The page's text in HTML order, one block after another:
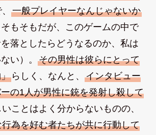
一般プレイヤーなんじゃないか
もそもだが、このゲームの中で
落としたらどうなるのか、私は
い）。 その男性は彼らにとって
らしく、なんと、 インタビュー
の1人が男性に銃を発射し殺して
ことはよく分からないものの、
為を好む者たちが共に行動して